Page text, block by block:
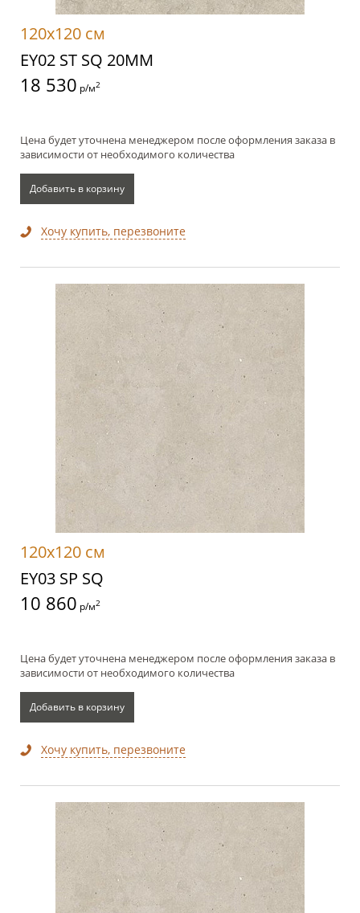
120x120 см
EY02 ST SQ 20MM
18 530 р/м2
Цена будет уточнена менеджером после оформления заказа в
зависимости от необходимого количества
Добавить в корзину
Хочу купить, перезвоните
120x120 см
EY03 SP SQ
10 860 р/м2
Цена будет уточнена менеджером после оформления заказа в
зависимости от необходимого количества
Добавить в корзину
Хочу купить, перезвоните